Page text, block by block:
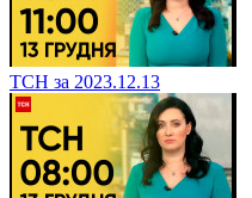
ТСН за 2023.12.13